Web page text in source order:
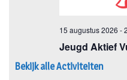
Bekijk alle Activiteiten